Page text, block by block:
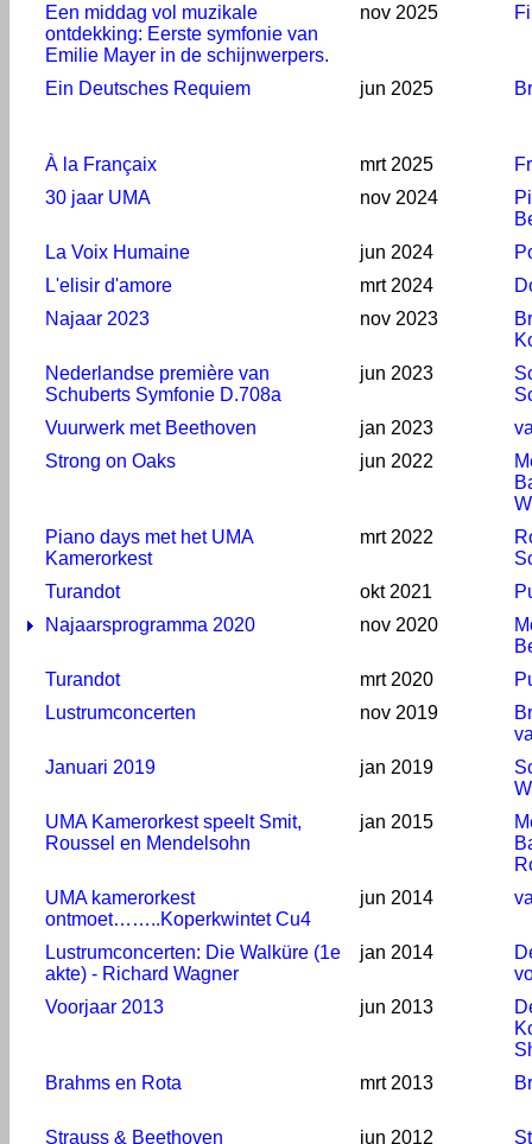
Een middag vol muzikale
ontdekking: Eerste symfonie van
Emilie Mayer in de schijnwerpers.
nov 2025
Ein Deutsches Requiem jun 2025
À la Françaix mrt 2025
30 jaar UMA
nov 2024
La Voix Humaine
jun 2024
L'elisir d'amore
mrt 2024
Najaar 2023
nov 2023
Nederlandse première van
Schuberts Symfonie D.708a
jun 2023
Vuurwerk met Beethoven
jan 2023
Strong on Oaks
jun 2022
Piano days met het UMA
Kamerorkest
mrt 2022
Turandot
okt 2021
Najaarsprogramma 2020
nov 2020
Turandot
mrt 2020
Lustrumconcerten
nov 2019
Januari 2019
jan 2019
UMA Kamerorkest speelt Smit,
Roussel en Mendelsohn
jan 2015
UMA kamerorkest
ontmoet……..Koperkwintet Cu4
jun 2014
Lustrumconcerten: Die Walküre (1e
akte) - Richard Wagner
jan 2014
Voorjaar 2013
jun 2013
Brahms en Rota
mrt 2013
Strauss & Beethoven jun 2012